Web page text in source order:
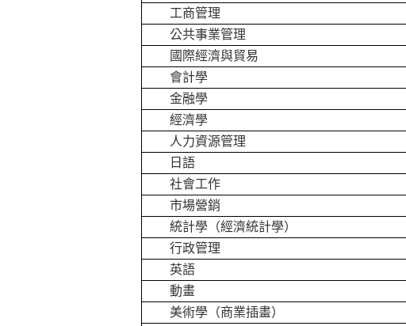
工商管理
公共事業管理
國際經濟與貿易
會計學
金融學
經濟學
人力資源管理
日語
社會工作
市場營銷
統計學（經濟統計學）
行政管理
英語
動畫
美術學（商業插畫）